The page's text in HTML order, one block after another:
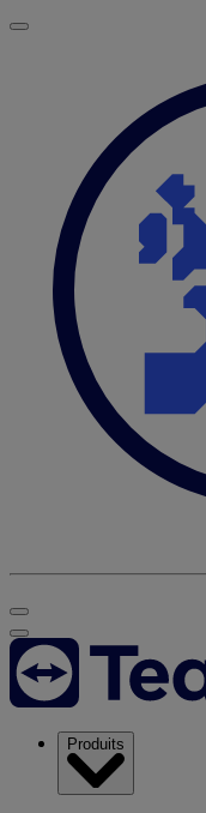
Produits